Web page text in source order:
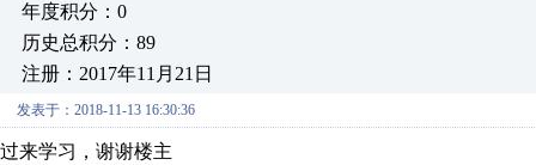
年度积分：0
历史总积分：89
注册：2017年11月21日
发表于：2018-11-13 16:30:36
过来学习，谢谢楼主